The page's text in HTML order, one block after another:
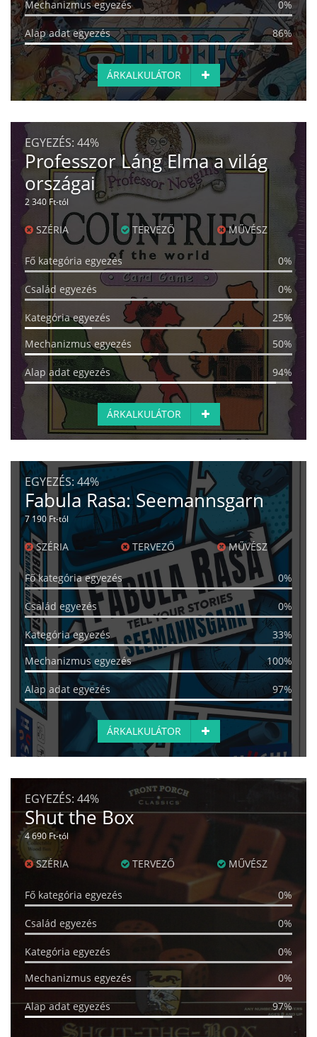
Mechanizmus egyezés 0%
Alap adat egyezés 86%
ÁRKALKULÁTOR
EGYEZÉS: 44%
Professzor Láng Elma a világ
országai
2 340 Ft-tól
SZÉRIA TERVEZŐ MŰVÉSZ
Fő kategória egyezés 0%
Család egyezés 0%
Kategória egyezés
25%
Mechanizmus egyezés
50%
Alap adat egyezés 94%
ÁRKALKULÁTOR
EGYEZÉS: 44%
Fabula Rasa: Seemannsgarn
7 190 Ft-tól
SZÉRIA TERVEZŐ MŰVÉSZ
Fő kategória egyezés 0%
Család egyezés 0%
Kategória egyezés
33%
Mechanizmus egyezés
100%
Alap adat egyezés 97%
ÁRKALKULÁTOR
EGYEZÉS: 44%
Shut the Box
4 690 Ft-tól
SZÉRIA TERVEZŐ MŰVÉSZ
Fő kategória egyezés 0%
Család egyezés 0%
Kategória egyezés
0%
Mechanizmus egyezés
0%
Alap adat egyezés 97%